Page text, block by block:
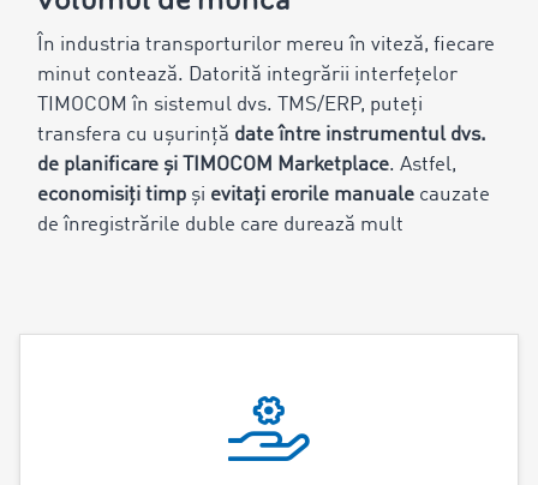
În industria transporturilor mereu în viteză, fiecare
minut contează. Datorită integrării interfețelor
TIMOCOM în sistemul dvs. TMS/ERP, puteți
transfera cu ușurință date între instrumentul dvs.
de planificare și TIMOCOM Marketplace. Astfel,
economisiți timp și evitați erorile manuale cauzate
de înregistrările duble care durează mult